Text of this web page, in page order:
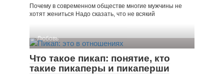
Почему в современном обществе многие мужчины не
хотят жениться Надо сказать, что не всякий
Любовь
Что такое пикап: понятие, кто
такие пикаперы и пикаперши